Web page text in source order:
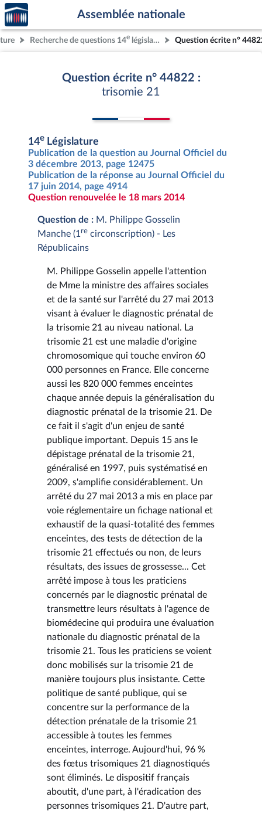
Aller au contenu
Aller en bas de la page
Accèder
à la
page
d'accueil
Assemblée nationale
Recherche de questions 14e législature Question écrite n°
Question écrite n° 44822 :
trisomie 21
14e Législature
Publication de la question au Journal Officiel du
3 décembre 2013, page 12475
Publication de la réponse au Journal Officiel du
17 juin 2014, page 4914
Question renouvelée le 18 mars 2014
Question de : M. Philippe Gosselin
Manche (1 re circonscription) - Les
Républicains
M. Philippe Gosselin appelle l'attention
de Mme la ministre des affaires sociales
et de la santé sur l'arrêté du 27 mai 2013
visant à évaluer le diagnostic prénatal de
la trisomie 21 au niveau national. La
trisomie 21 est une maladie d'origine
chromosomique qui touche environ 60
000 personnes en France. Elle concerne
aussi les 820 000 femmes enceintes
chaque année depuis la généralisation du
diagnostic prénatal de la trisomie 21. De
ce fait il s'agit d'un enjeu de santé
publique important. Depuis 15 ans le
dépistage prénatal de la trisomie 21,
généralisé en 1997, puis systématisé en
2009, s'amplifie considérablement. Un
arrêté du 27 mai 2013 a mis en place par
voie réglementaire un fichage national et
exhaustif de la quasi-totalité des femmes
enceintes, des tests de détection de la
trisomie 21 effectués ou non, de leurs
résultats, des issues de grossesse... Cet
arrêté impose à tous les praticiens
concernés par le diagnostic prénatal de
transmettre leurs résultats à l'agence de
biomédecine qui produira une évaluation
nationale du diagnostic prénatal de la
trisomie 21. Tous les praticiens se voient
donc mobilisés sur la trisomie 21 de
manière toujours plus insistante. Cette
politique de santé publique, qui se
concentre sur la performance de la
détection prénatale de la trisomie 21
accessible à toutes les femmes
enceintes, interroge. Aujourd'hui, 96 %
des fœtus trisomiques 21 diagnostiqués
sont éliminés. Le dispositif français
aboutit, d'une part, à l'éradication des
personnes trisomiques 21. D'autre part,